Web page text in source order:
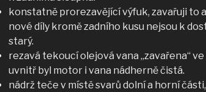
konstatně prorezavějící výfuk, zavařuji to
nové díly kromě zadního kusu nejsou k
starý.
rezavá tekoucí olejová vana „zavařena“
uvnitř byl motor i vana nádherně čistá.
nádrž teče v místě svarů dolní a horní